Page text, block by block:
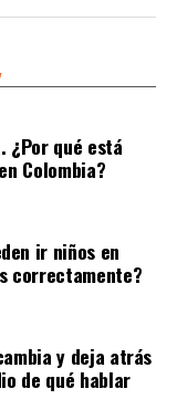
350. ¿Rival
italiano
una CMX500
con una GB350S
¿Por qué está
Colombia?
ir niños en
correctamente?
y deja atrás
de qué hablar